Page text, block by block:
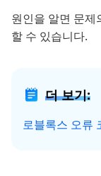
원인을 알면 문제
할 수 있습니다.
더 보기:
로블록스 오류